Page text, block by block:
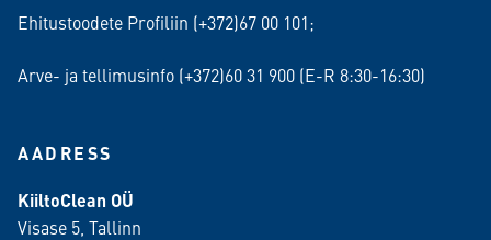
Ehitustoodete Profiliin (+372)67 00 101;
Arve- ja tellimusinfo (+372)60 31 900 (E-R 8:30-16:30)
AADRESS
KiiltoClean OÜ
Visase 5, Tallinn